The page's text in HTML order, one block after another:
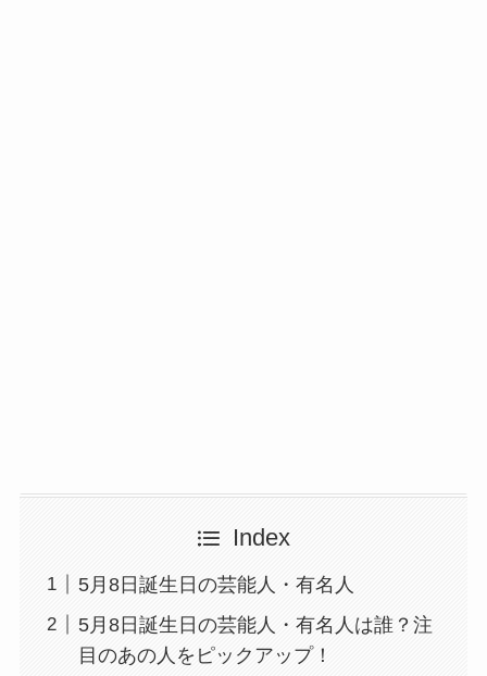
Index
5月8日誕生日の芸能人・有名人
5月8日誕生日の芸能人・有名人は誰？注
目のあの人をピックアップ！